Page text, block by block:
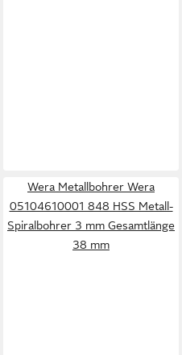
Wera Metallbohrer Wera
05104610001 848 HSS Metall-
Spiralbohrer 3 mm Gesamtlänge
38 mm